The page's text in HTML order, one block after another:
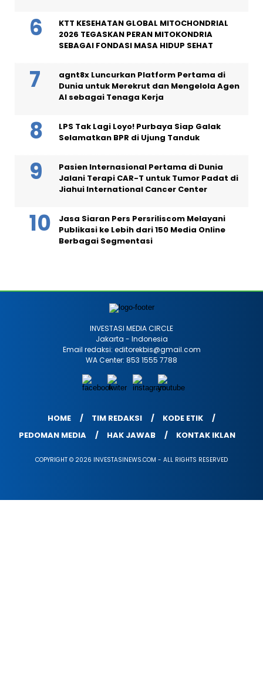
KTT KESEHATAN GLOBAL MITOCHONDRIAL
2026 TEGASKAN PERAN MITOKONDRIA
SEBAGAI FONDASI MASA HIDUP SEHAT
agnt8x Luncurkan Platform Pertama di
Dunia untuk Merekrut dan Mengelola Agen
AI sebagai Tenaga Kerja
LPS Tak Lagi Loyo! Purbaya Siap Galak
Selamatkan BPR di Ujung Tanduk
Pasien Internasional Pertama di Dunia
Jalani Terapi CAR-T untuk Tumor Padat di
Jiahui International Cancer Center
Jasa Siaran Pers Persriliscom Melayani
Publikasi ke Lebih dari 150 Media Online
Berbagai Segmentasi
INVESTASI MEDIA CIRCLE
Jakarta - Indonesia
Email redaksi: editorekbis@gmail.com
WA Center: 853 1555 7788
HOME TIM REDAKSI
KODE ETIK
PEDOMAN MEDIA
HAK JAWAB KONTAK IKLAN
COPYRIGHT © 2026 INVESTASINEWS.COM - ALL RIGHTS RESERVED